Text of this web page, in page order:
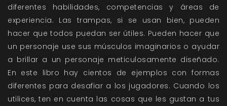
diferentes habilidades, competencias y áreas de
experiencia. Las trampas, si se usan bien, pueden
hacer que todos puedan ser útiles. Pueden hacer que
un personaje use sus músculos imaginarios o ayudar
a brillar a un personaje meticulosamente diseñado.
En este libro hay cientos de ejemplos con formas
diferentes para desafiar a los jugadores. Cuando los
utilices, ten en cuenta las cosas que les gustan a tus